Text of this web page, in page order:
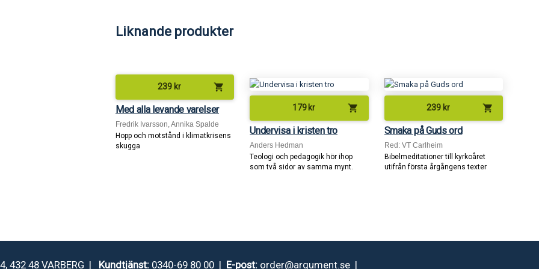
Liknande produkter
239 kr shopping_cart
Med alla levande varelser
Fredrik Ivarsson, Annika Spalde
Hopp och motstånd i klimatkrisens
skugga
179 kr shopping_cart
Undervisa i kristen tro
Anders Hedman
Teologi och pedagogik hör ihop
som två sidor av samma mynt.
239 kr shopping_cart
Smaka på Guds ord
Red: VT Carlheim
Bibelmeditationer till kyrkoåret
utifrån första årgångens texter
432 48 VARBERG | Kundtjänst:0340-69 80 00 | E-post: order@argument.se|